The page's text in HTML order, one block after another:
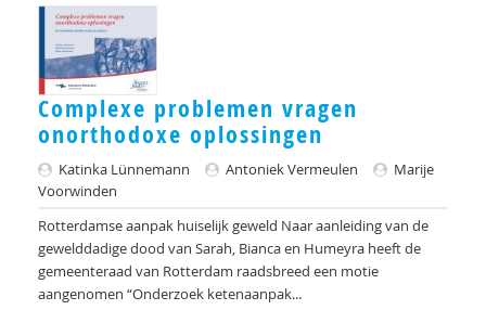
Caroline Lindner
Mirte Loeffen
A.LC. van Loon-Dikkers
Annemarie Luik
Milou Lünnemann
Kristen Martina
Complexe problemen vragen
onorthodoxe oplossingen
Katinka Lünnemann Antoniek Vermeulen
Marije
Voorwinden
Rotterdamse aanpak huiselijk geweld Naar aanleiding van de
gewelddadige dood van Sarah, Bianca en Humeyra heeft de
gemeenteraad van Rotterdam raadsbreed een motie
aangenomen “Onderzoek ketenaanpak...